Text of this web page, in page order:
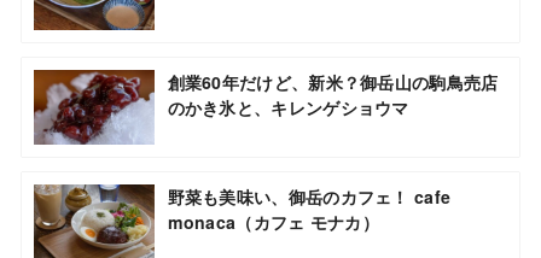
創業60年だけど、新米？御岳山の駒鳥売店
のかき氷と、キレンゲショウマ
野菜も美味い、御岳のカフェ！ cafe
monaca（カフェ モナカ）